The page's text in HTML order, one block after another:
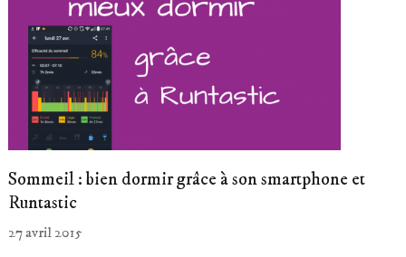
Sommeil : bien dormir grâce à son smartphone et
Runtastic
27 avril 2015